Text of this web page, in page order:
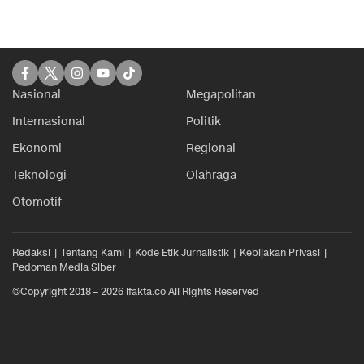
Nasional
Megapolitan
Internasional
Politik
Ekonomi
Regional
Teknologi
Olahraga
Otomotif
Redaksi Tentang Kami Kode Etik Jurnalistik
Kebijakan Privasi
Pedoman Media Siber
©Copyright 2018 – 2026 ifakta.co All Rights Reserved